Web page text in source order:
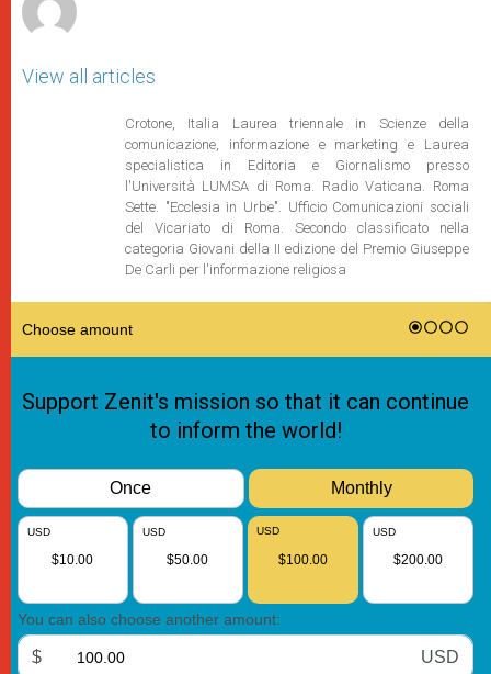
View all articles
Crotone, Italia Laurea triennale in Scienze della
comunicazione, informazione e marketing e Laurea
specialistica in Editoria e Giornalismo presso
l'Università LUMSA di Roma. Radio Vaticana. Roma
Sette. "Ecclesia in Urbe". Ufficio Comunicazioni sociali
del Vicariato di Roma. Secondo classificato nella
categoria Giovani della II edizione del Premio Giuseppe
De Carli per l'informazione religiosa